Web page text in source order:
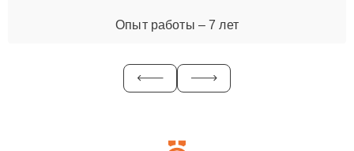
Опыт работы – 7 лет